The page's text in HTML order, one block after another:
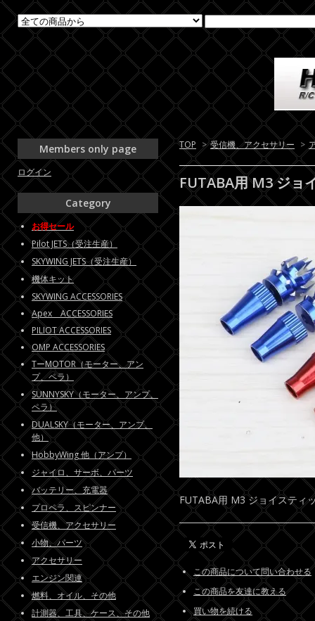
TOP > 受信機、アクセサリー >
FUTABA用 M3 ジョ
FUTABA用 M3 ジョイスティ
この商品について問い合わせる
この商品を友達に教える
買い物を続ける
Members only page
ログイン
Category
お得セール
Pilot JETS（受注生産）
SKYWING JETS（受注生産）
機体キット
SKYWING ACCESSORIES
Apex ACCESSORIES
PILIOT ACCESSORIES
OMP ACCESSORIES
TーMOTOR（モーター、アン
プ、ペラ）
SUNNYSKY（モーター、アンプ、
ペラ）
DUALSKY（モーター、アンプ、
他）
HobbyWing 他（アンプ）
ジャイロ、サーボ、パーツ
バッテリー、充電器
プロペラ、スピンナー
受信機、アクセサリー
小物、パーツ
アクセサリー
エンジン関連
燃料、オイル、その他
計測器、工具、ケース、その他